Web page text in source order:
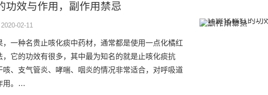
功效与作用，副作用禁忌
02-11
，一种名贵止咳化痰中药材，通常都是使用一点化橘红
，它的功效有很多，其中最为知名的就是止咳化痰抗
咳、支气管炎、哮喘、咽炎的情况非常适合，对呼吸道
用。…